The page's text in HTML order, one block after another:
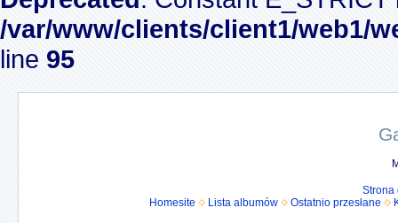
/var/www/clients/client1/web1/
line 95
Strona
Homesite
Lista albumów Ostatnio przesłane